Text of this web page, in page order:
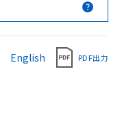
English PDF出力